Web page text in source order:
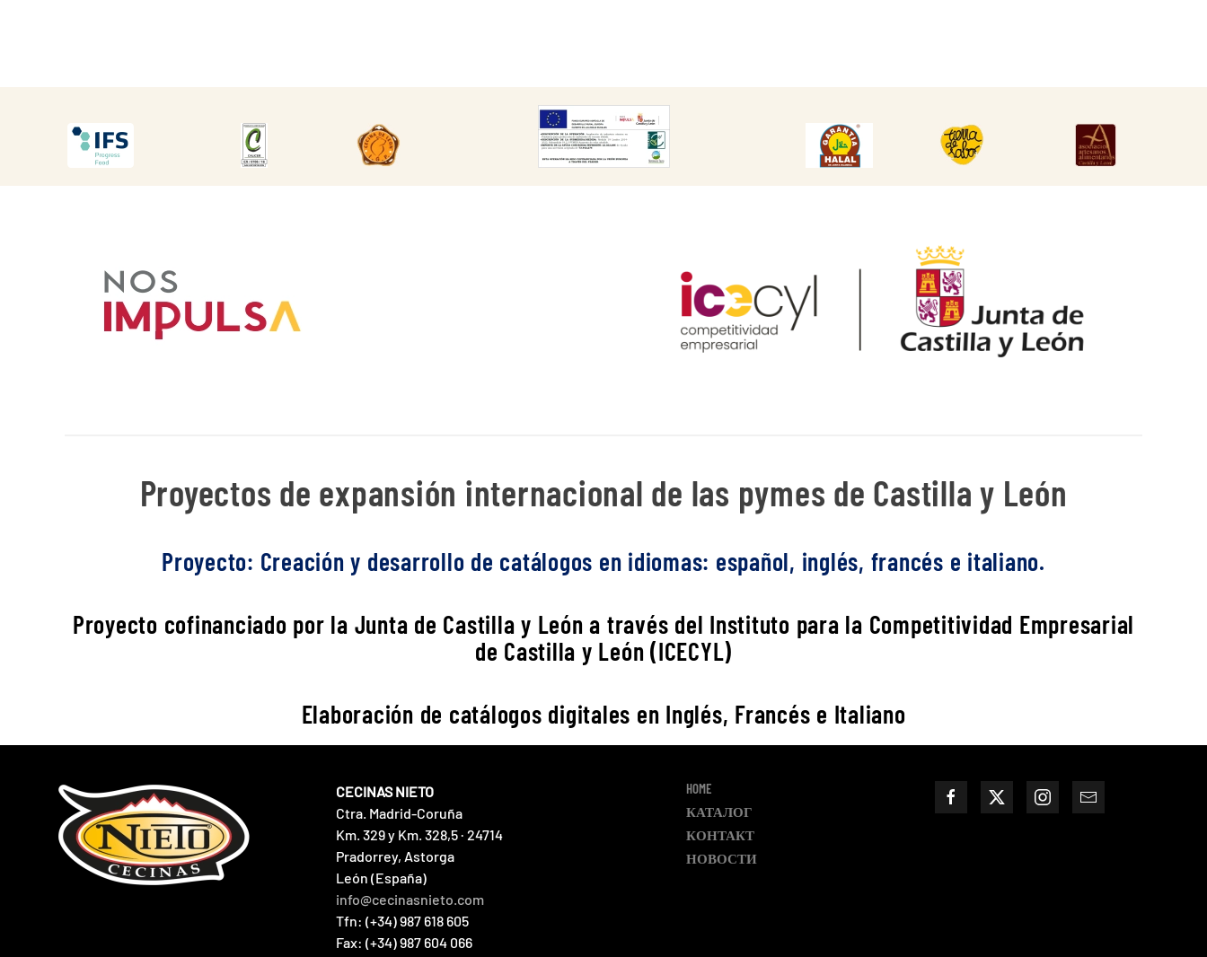
DESCARGAR DESCARGAR DESCARGAR
DESCARGAR DESCARGAR DESCARGAR
Proyectos de expansión internacional de las pymes de Castilla y León
Proyecto: Creación y desarrollo de catálogos en idiomas: español, inglés, francés e italiano.
Proyecto cofinanciado por la Junta de Castilla y León a través del Instituto para la Competitividad Empresarial
de Castilla y León (ICECYL)
Elaboración de catálogos digitales en Inglés, Francés e Italiano
CECINAS NIETO
Ctra. Madrid-Coruña
Km. 329 y Km. 328,5 · 24714
Pradorrey, Astorga
León (España)
info@cecinasnieto.com
Tfn: (+34) 987 618 605
Fax: (+34) 987 604 066
HOME
КАТАЛОГ
КОНТАКТ
НОВОСТИ